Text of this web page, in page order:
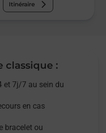
Itinéraire
classique :
et 7j/7 au sein du
en cas
bracelet ou